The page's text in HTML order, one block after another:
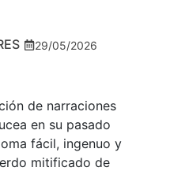
29/05/2026
de narraciones
en su pasado
fácil, ingenuo y
mitificado de